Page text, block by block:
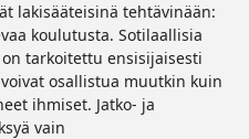
lakisääteisinä tehtävinään:
koulutusta. Sotilaallisia
tarkoitettu ensisijaisesti
osallistua muutkin kuin
ihmiset. Jatko- ja
vain